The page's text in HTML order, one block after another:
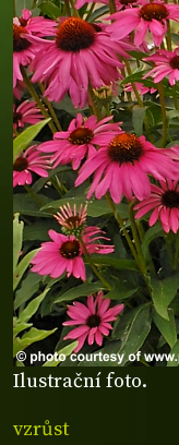
Ilustrační foto.
vzrůst